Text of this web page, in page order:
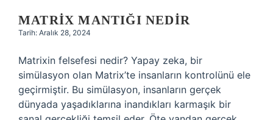
MATRIX MANTIĞI NEDIR
Tarih: Aralık 28, 2024
Matrixin felsefesi nedir? Yapay zeka, bir
simülasyon olan Matrix’te insanların kontrolünü ele
geçirmiştir. Bu simülasyon, insanların gerçek
dünyada yaşadıklarına inandıkları karmaşık bir